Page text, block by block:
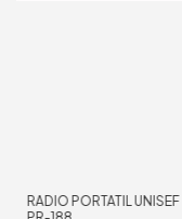
RADIO PORTATIL UNISEF